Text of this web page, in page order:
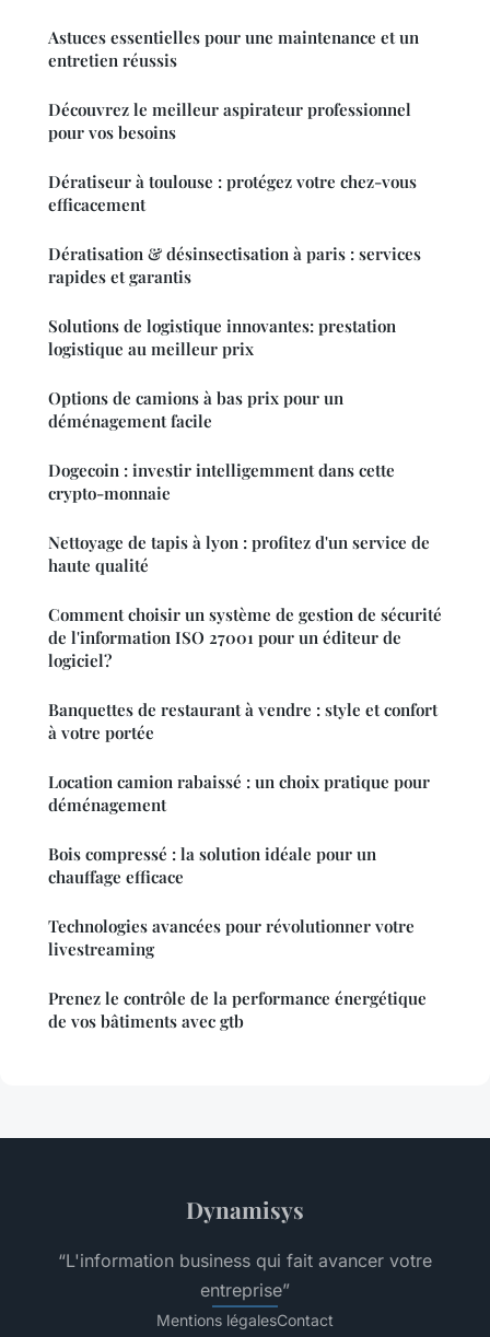
Astuces essentielles pour une maintenance et un
entretien réussis
Découvrez le meilleur aspirateur professionnel
pour vos besoins
Dératiseur à toulouse : protégez votre chez-vous
efficacement
Dératisation & désinsectisation à paris : services
rapides et garantis
Solutions de logistique innovantes: prestation
logistique au meilleur prix
Options de camions à bas prix pour un
déménagement facile
Dogecoin : investir intelligemment dans cette
crypto-monnaie
Nettoyage de tapis à lyon : profitez d'un service de
haute qualité
Comment choisir un système de gestion de sécurité
de l'information ISO 27001 pour un éditeur de
logiciel?
Banquettes de restaurant à vendre : style et confort
à votre portée
Location camion rabaissé : un choix pratique pour
déménagement
Bois compressé : la solution idéale pour un
chauffage efficace
Technologies avancées pour révolutionner votre
livestreaming
Prenez le contrôle de la performance énergétique
de vos bâtiments avec gtb
Dynamisys
“L'information business qui fait avancer votre
entreprise”
Mentions légalesContact